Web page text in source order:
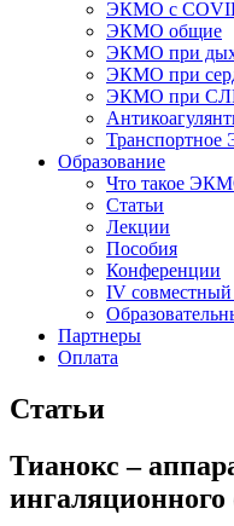
ЭКМО с
ЭКМО общие
ЭКМО при
ЭКМО при
ЭКМО при
Образование
Что такое
Статьи
Лекции
Пособия
Конференции
IV
Партнеры
Оплата
Статьи
Тианокс –
ингаляционного